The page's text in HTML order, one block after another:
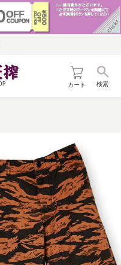
カート 検索